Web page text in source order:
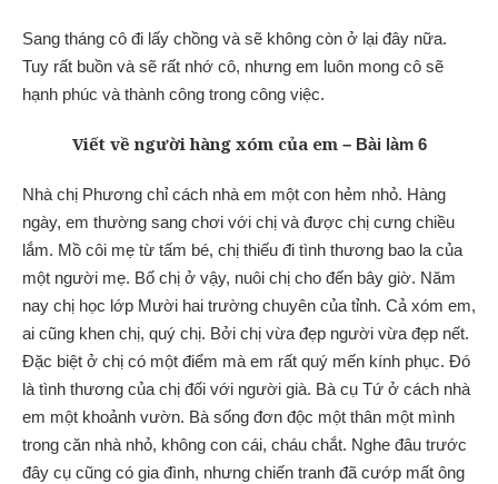
Sang tháng cô đi lấy chồng và sẽ không còn ở lại đây nữa.
Tuy rất buồn và sẽ rất nhớ cô, nhưng em luôn mong cô sẽ
hạnh phúc và thành công trong công việc.
Viết về người hàng xóm của em – Bài làm 6
Nhà chị Phương chỉ cách nhà em một con hẻm nhỏ. Hàng
ngày, em thường sang chơi với chị và được chị cưng chiều
lắm. Mồ côi mẹ từ tấm bé, chị thiếu đi tình thương bao la của
một người mẹ. Bố chị ở vậy, nuôi chị cho đến bây giờ. Năm
nay chị học lớp Mười hai trường chuyên của tỉnh. Cả xóm em,
ai cũng khen chị, quý chị. Bởi chị vừa đẹp người vừa đẹp nết.
Đặc biệt ở chị có một điểm mà em rất quý mến kính phục. Đó
là tình thương của chị đối với người già. Bà cụ Tứ ở cách nhà
em một khoảnh vườn. Bà sống đơn độc một thân một mình
trong căn nhà nhỏ, không con cái, cháu chắt. Nghe đâu trước
đây cụ cũng có gia đình, nhưng chiến tranh đã cướp mất ông